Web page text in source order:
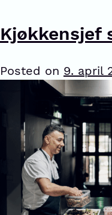
Kjøkkensjef
Posted on 9. april